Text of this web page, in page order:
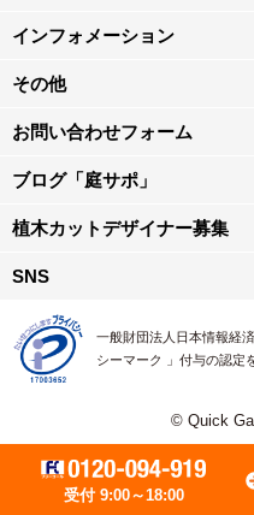
受付 9:00～18:00
インフォメーション
その他
お問い合わせフォーム
ブログ「庭サポ」
植木カットデザイナー募集
SNS
一般財団法人日本情報経
シーマーク 」付与の認定
© Quick